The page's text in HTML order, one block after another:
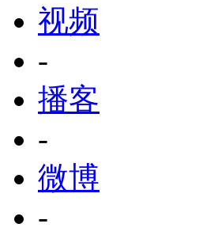
视频
-
播客
-
微博
-